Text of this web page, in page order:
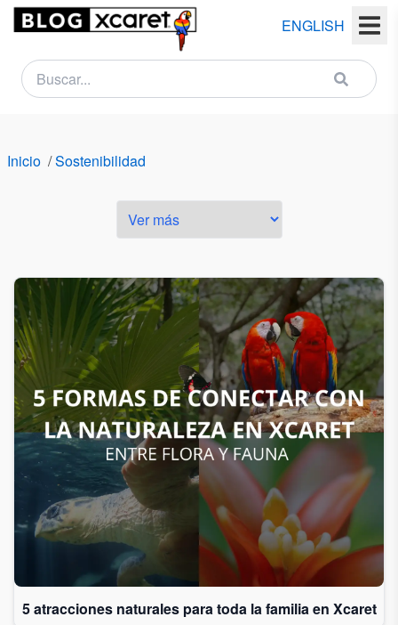
ENGLISH
Inicio /Sostenibilidad
5 atracciones naturales para toda la familia en Xcaret
NEWSLETTER
Nombre
Email
País
Acepto
recibir
correos
de
Grupo
Xcaret
Otorgo mi
permiso